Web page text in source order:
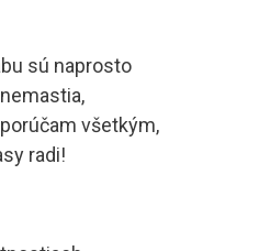
sú naprosto
všetkým,
radi!